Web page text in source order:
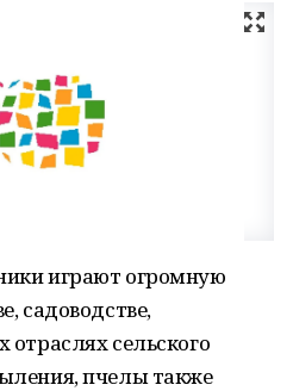
играют огромную
садоводстве,
отраслях сельского
пчелы также